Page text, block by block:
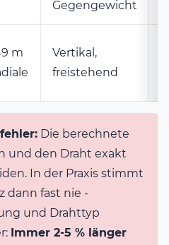
Gegengewicht
m
Vertikal,
freistehend
Die berechnete
und den Draht exakt
In der Praxis stimmt
dann fast nie -
und Drahttyp
Immer 2-5 % länger